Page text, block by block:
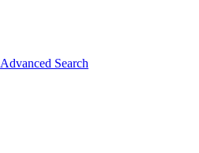
Advanced Search